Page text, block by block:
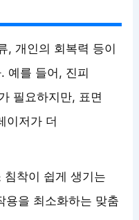
, 개인의 회복력 등이
예를 들어, 진피
필요하지만, 표면
이저가 더
착이 쉽게 생기는
용을 최소화하는 맞춤